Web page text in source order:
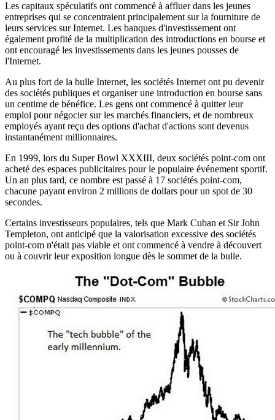
Les capitaux spéculatifs ont commencé à affluer dans les jeunes
entreprises qui se concentraient principalement sur la fourniture de
leurs services sur Internet. Les banques d'investissement ont
également profité de la multiplication des introductions en bourse et
ont encouragé les investissements dans les jeunes pousses de
l'Internet.
Au plus fort de la bulle Internet, les sociétés Internet ont pu devenir
des sociétés publiques et organiser une introduction en bourse sans
un centime de bénéfice. Les gens ont commencé à quitter leur
emploi pour négocier sur les marchés financiers, et de nombreux
employés ayant reçu des options d'achat d'actions sont devenus
instantanément millionnaires.
En 1999, lors du Super Bowl XXXIII, deux sociétés point-com ont
acheté des espaces publicitaires pour le populaire événement sportif.
Un an plus tard, ce nombre est passé à 17 sociétés point-com,
chacune payant environ 2 millions de dollars pour un spot de 30
secondes.
Certains investisseurs populaires, tels que Mark Cuban et Sir John
Templeton, ont anticipé que la valorisation excessive des sociétés
point-com n'était pas viable et ont commencé à vendre à découvert
ou à couvrir leur exposition longue dès le sommet de la bulle.